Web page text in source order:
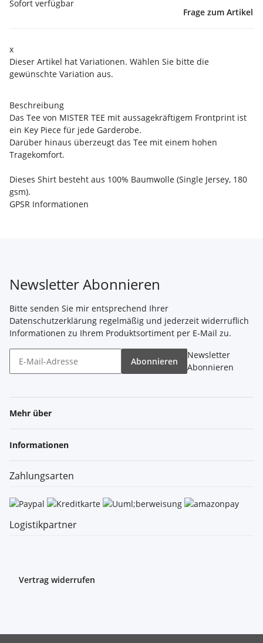
Sofort verfügbar
Frage zum Artikel
x
Dieser Artikel hat Variationen. Wählen Sie bitte die
gewünschte Variation aus.
Beschreibung
Das Tee von MISTER TEE mit aussagekräftigem Frontprint ist
ein Key Piece für jede Garderobe.
Darüber hinaus überzeugt das Tee mit einem hohen
Tragekomfort.
Dieses Shirt besteht aus 100% Baumwolle (Single Jersey, 180
gsm).
GPSR Informationen
Newsletter Abonnieren
Bitte senden Sie mir entsprechend Ihrer
Datenschutzerklärung regelmäßig und jederzeit widerruflich
Informationen zu Ihrem Produktsortiment per E-Mail zu.
Abonnieren
Newsletter
Abonnieren
Mehr über
Informationen
Zahlungsarten
Logistikpartner
Vertrag widerrufen